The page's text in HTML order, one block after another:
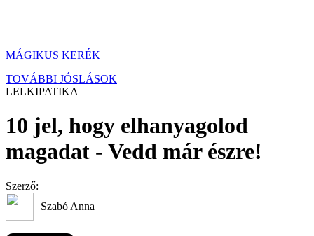
MÁGIKUS KERÉK
TOVÁBBI JÓSLÁSOK
LELKIPATIKA
10 jel, hogy elhanyagolod
magadat - Vedd már észre!
Szerző:
Szabó Anna